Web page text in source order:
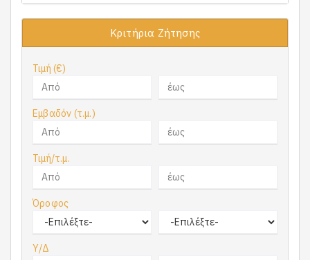
Κριτήρια Ζήτησης
Τιμή (€)
Εμβαδόν (τ.μ.)
Τιμή/τ.μ.
Όροφος
Υ/Δ